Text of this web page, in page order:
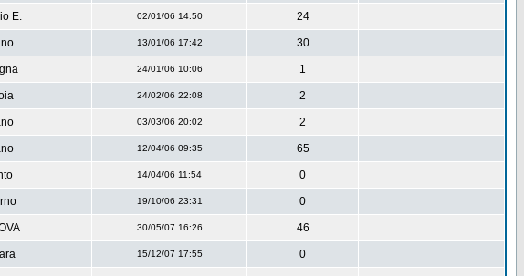
E. 02/01/06 14:50 24
13/01/06 17:42 30
24/01/06 10:06 1
24/02/06 22:08 2
03/03/06 20:02 2
12/04/06 09:35 65
14/04/06 11:54 0
19/10/06 23:31 0
30/05/07 16:26 46
15/12/07 17:55 0